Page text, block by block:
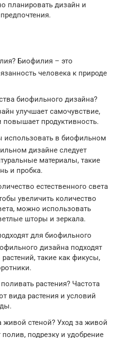
планировать дизайн и
Биофилия – это
человека к природе
биофильного дизайна?
улучшает самочувствие,
повышает продуктивность.
использовать в биофильном
дизайне следует
материалы, такие
и пробка.
естественного света
увеличить количество
можно использовать
шторы и зеркала.
для биофильного
дизайна подходят
такие как фикусы,
растения? Частота
вида растения и условий
живой стеной? Уход за живой
подрезку и удобрение